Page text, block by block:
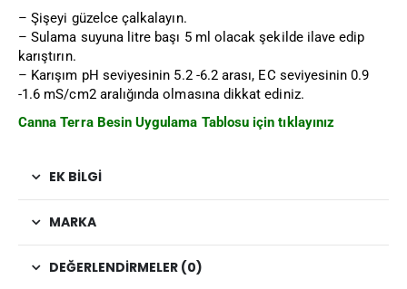
– Şişeyi güzelce çalkalayın.
– Sulama suyuna litre başı 5 ml olacak şekilde ilave edip
karıştırın.
– Karışım pH seviyesinin 5.2 -6.2 arası, EC seviyesinin 0.9
-1.6 mS/cm2 aralığında olmasına dikkat ediniz.
Canna Terra Besin Uygulama Tablosu için tıklayınız
EK BILGI
MARKA
DEĞERLENDIRMELER (0)